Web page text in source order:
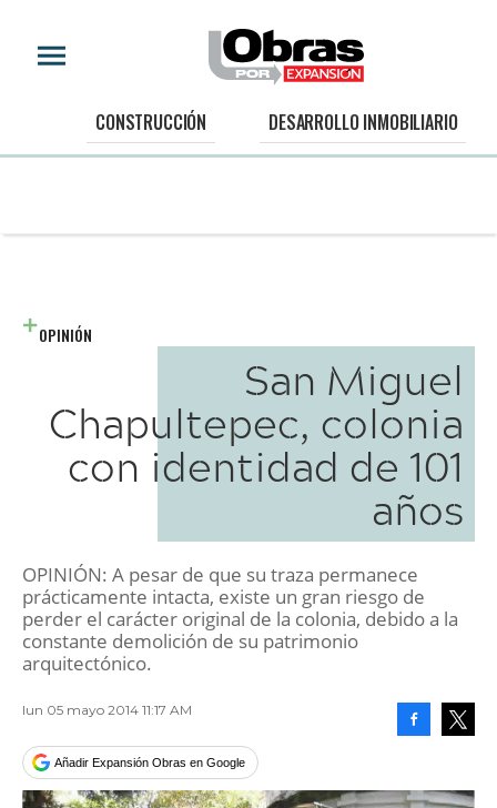
CONSTRUCCIÓN DESARROLLO INMOBILIARIO
OPINIÓN
San Miguel
Chapultepec, colonia
con identidad de 101
años
OPINIÓN: A pesar de que su traza permanece
prácticamente intacta, existe un gran riesgo de
perder el carácter original de la colonia, debido a la
constante demolición de su patrimonio
arquitectónico.
lun 05 mayo 2014 11:17 AM
Añadir Expansión Obras en Google